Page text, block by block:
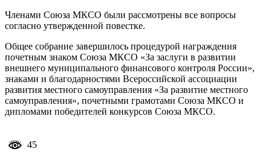
Членами Союза МКСО были рассмотрены все вопросы
согласно утвержденной повестке.
Общее собрание завершилось процедурой награждения
почетным знаком Союза МКСО «За заслуги в развитии
внешнего муниципального финансового контроля России»,
знаками и благодарностями Всероссийской ассоциации
развития местного самоуправления «За развитие местного
самоуправления», почетными грамотами Союза МКСО и
дипломами победителей конкурсов Союза МКСО.
45